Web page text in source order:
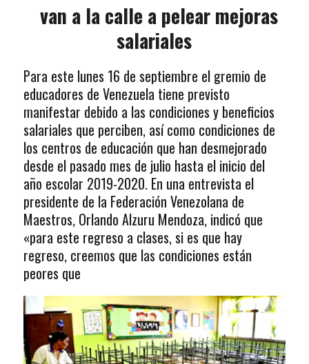
van a la calle a pelear mejoras
salariales
Para este lunes 16 de septiembre el gremio de
educadores de Venezuela tiene previsto
manifestar debido a las condiciones y beneficios
salariales que perciben, así como condiciones de
los centros de educación que han desmejorado
desde el pasado mes de julio hasta el inicio del
año escolar 2019-2020. En una entrevista el
presidente de la Federación Venezolana de
Maestros, Orlando Alzuru Mendoza, indicó que
«para este regreso a clases, si es que hay
regreso, creemos que las condiciones están
peores que